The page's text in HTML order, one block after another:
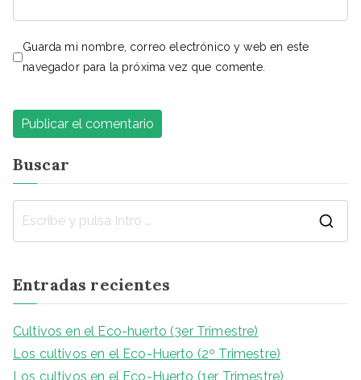
Guarda mi nombre, correo electrónico y web en este
navegador para la próxima vez que comente.
Buscar
Entradas recientes
Cultivos en el Eco-huerto (3er Trimestre)
Los cultivos en el Eco-Huerto (2º Trimestre)
Los cultivos en el Eco-Huerto (1er Trimestre)